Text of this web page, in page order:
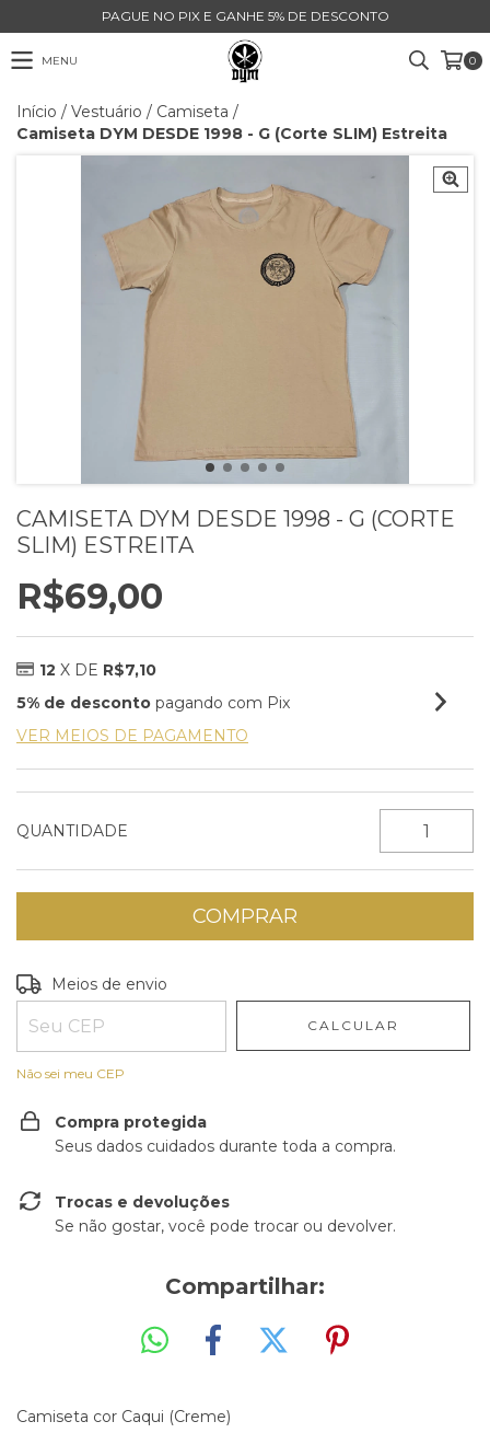
PAGUE NO PIX E GANHE 5% DE DESCONTO
MENU 0
Início / Vestuário / Camiseta /
Camiseta DYM DESDE 1998 - G (Corte SLIM) Estreita
CAMISETA DYM DESDE 1998 - G (CORTE
SLIM) ESTREITA
R$69,00
12 X DE R$7,10
5% de desconto pagando com Pix
VER MEIOS DE PAGAMENTO
QUANTIDADE
Entregas para o CEP:
Meios de envio
CALCULAR
Não sei meu CEP
Compra protegida
Seus dados cuidados durante toda a compra.
Trocas e devoluções
Se não gostar, você pode trocar ou devolver.
Compartilhar:
Camiseta cor Caqui (Creme)